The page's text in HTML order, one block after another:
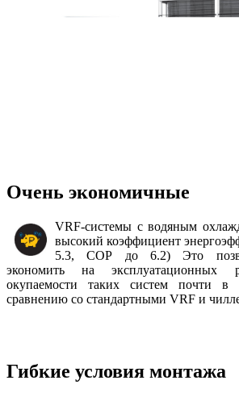
Очень экономичные
VRF-системы с водяным
высокий коэффициент
5.3, СОР до 6.2) Это
экономить на эксплуатационных
окупаемости таких систем почти
сравнению со стандартными VRF и
Гибкие условия монтажа